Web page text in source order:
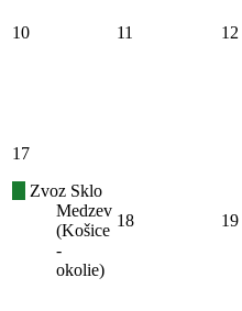
10 11 12
17
Zvoz Sklo
Medzev
(Košice
-
okolie)
18 19